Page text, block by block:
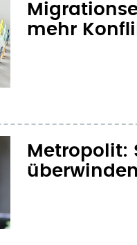
mehr
Metropolit:
überwinden